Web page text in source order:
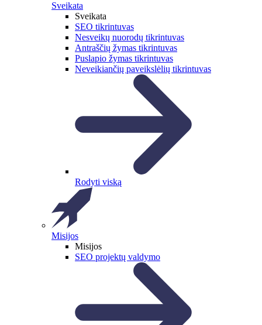
Sveikata
Sveikata
SEO tikrintuvas
Nesveikų nuorodų tikrintuvas
Antraščių žymas tikrintuvas
Puslapio žymas tikrintuvas
Neveikiančių paveikslėlių tikrintuvas
Rodyti viską
Misijos
Misijos
SEO projektų valdymo